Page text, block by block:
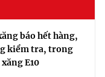
báo hết hàng,
kiểm tra, trong
E10